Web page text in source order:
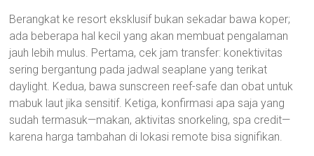
Berangkat ke resort eksklusif bukan sekadar bawa koper;
ada beberapa hal kecil yang akan membuat pengalaman
jauh lebih mulus. Pertama, cek jam transfer: konektivitas
sering bergantung pada jadwal seaplane yang terikat
daylight. Kedua, bawa sunscreen reef-safe dan obat untuk
mabuk laut jika sensitif. Ketiga, konfirmasi apa saja yang
sudah termasuk—makan, aktivitas snorkeling, spa credit—
karena harga tambahan di lokasi remote bisa signifikan.